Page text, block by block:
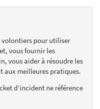
volontiers pour utiliser
vous fournir les
vous aider à résoudre les
aux meilleures pratiques.
d’incident ne référence